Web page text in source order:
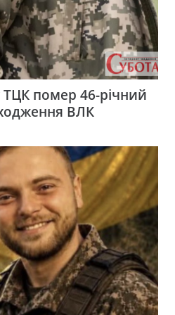
помер 46-річний
ВЛК